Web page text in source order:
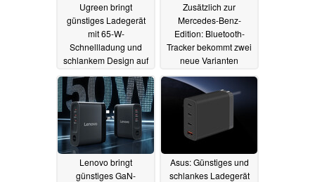
Ugreen bringt
günstiges Ladegerät
mit 65-W-
Schnellladung und
schlankem Design auf
20.06.2026
Zusätzlich zur
Mercedes-Benz-
Edition: Bluetooth-
Tracker bekommt zwei
neue Varianten
17.06.2026
Lenovo bringt
günstiges GaN-
Asus: Günstiges und
schlankes Ladegerät